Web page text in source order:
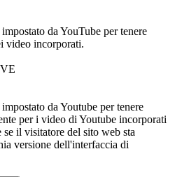
da YouTube per tenere
video incorporati.
da Youtube per tenere
per i video di Youtube incorporati
il visitatore del sito web sta
versione dell'interfaccia di